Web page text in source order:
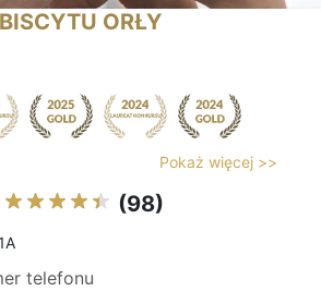
ORŁY
Pokaż więcej >>
(98)
telefonu